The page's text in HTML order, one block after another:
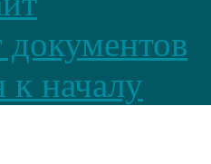
документов
к началу